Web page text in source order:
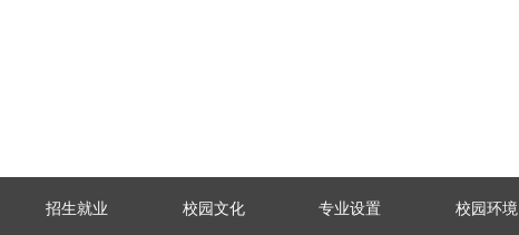
招生就业 校园文化 专业设置 校园环境